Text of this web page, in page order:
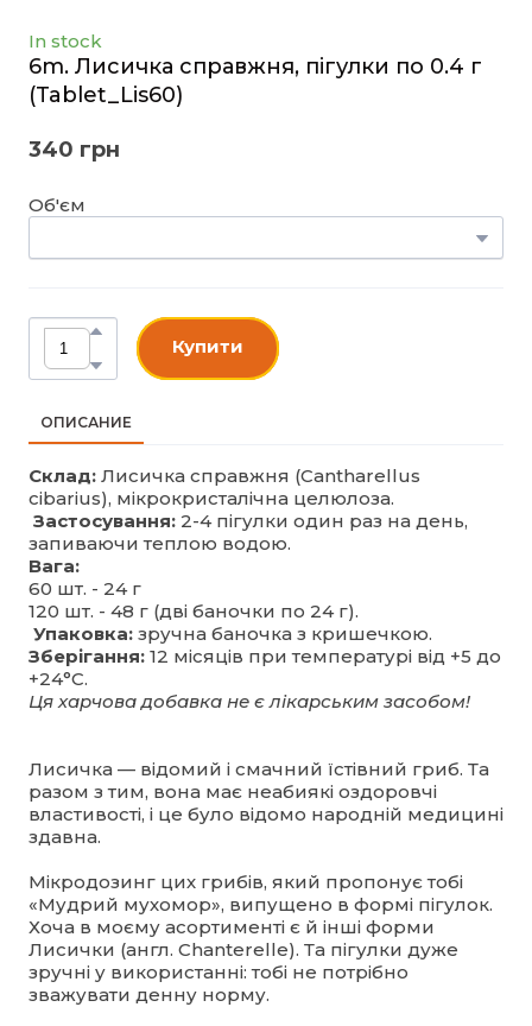
In stock
6m. Лисичка справжня, пігулки по 0.4 г
(Tablet_Lis60)
340 грн
Об'єм
Купити
ОПИСАНИЕ
Склад: Лисичка справжня (Cantharellus
cibarius), мікрокристалічна целюлоза.
Застосування: 2-4 пігулки один раз на день,
запиваючи теплою водою.
Вага:
60 шт. - 24 г
120 шт. - 48 г (дві баночки по 24 г).
Упаковка: зручна баночка з кришечкою.
Зберігання: 12 місяців при температурі від +5 до
+24°С.
Ця харчова добавка не є лікарським засобом!
Лисичка — відомий і смачний їстівний гриб. Та
разом з тим, вона має неабиякі оздоровчі
властивості, і це було відомо народній медицині
здавна.
Мікродозинг цих грибів, який пропонує тобі
«Мудрий мухомор», випущено в формі пігулок.
Хоча в моєму асортименті є й інші форми
Лисички (англ. Chanterelle). Та пігулки дуже
зручні у використанні: тобі не потрібно
зважувати денну норму.